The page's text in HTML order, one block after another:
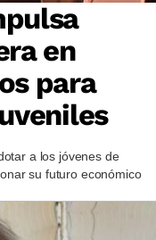
en
para
a los jóvenes de
su futuro económico